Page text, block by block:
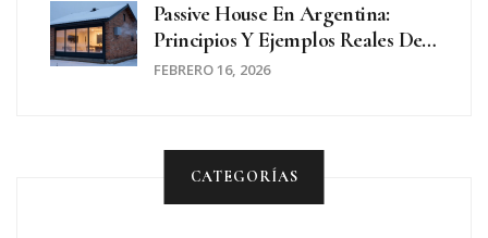
Passive House En Argentina:
Principios Y Ejemplos Reales De
Construcción Sostenible
FEBRERO 16, 2026
CATEGORÍAS